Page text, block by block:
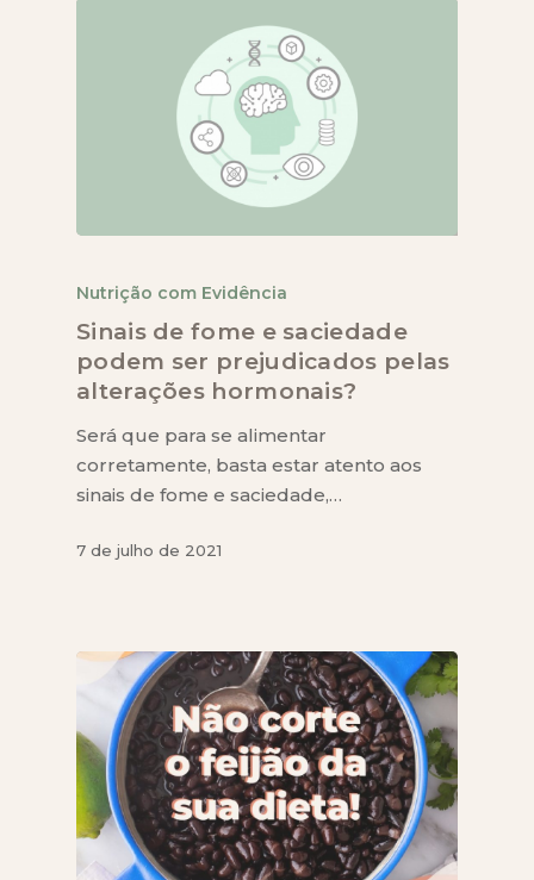
Nutrição com Evidência
Sinais de fome e saciedade
podem ser prejudicados pelas
alterações hormonais?
Será que para se alimentar
corretamente, basta estar atento aos
sinais de fome e saciedade,…
7 de julho de 2021